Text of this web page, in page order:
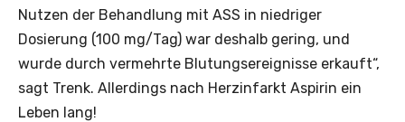
Nutzen der Behandlung mit ASS in niedriger
Dosierung (100 mg/Tag) war deshalb gering, und
wurde durch vermehrte Blutungsereignisse erkauft“,
sagt Trenk. Allerdings nach Herzinfarkt Aspirin ein
Leben lang!